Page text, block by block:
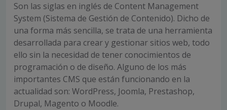
Son las siglas en inglés de Content Management
System (Sistema de Gestión de Contenido). Dicho de
una forma más sencilla, se trata de una herramienta
desarrollada para crear y gestionar sitios web, todo
ello sin la necesidad de tener conocimientos de
programación o de diseño. Alguno de los más
importantes CMS que están funcionando en la
actualidad son: WordPress, Joomla, Prestashop,
Drupal, Magento o Moodle.